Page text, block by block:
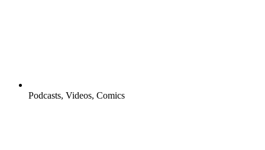
Podcasts, Videos, Comics